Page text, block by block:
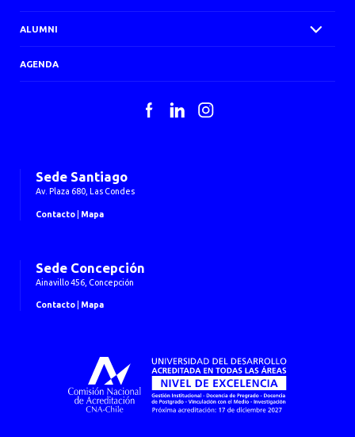
ALUMNI
AGENDA
FacebookLinkedInInstagram
Sede Santiago
Av. Plaza 680, Las Condes
Contacto Mapa
Sede Concepción
Ainavillo 456, Concepción
Contacto Mapa